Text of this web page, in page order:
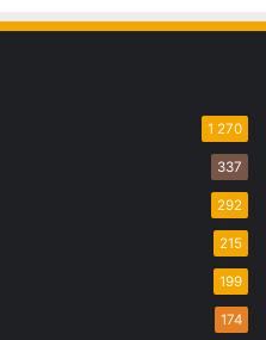
1 270
337
292
215
199
174